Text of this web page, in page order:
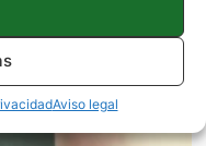
Aviso legal